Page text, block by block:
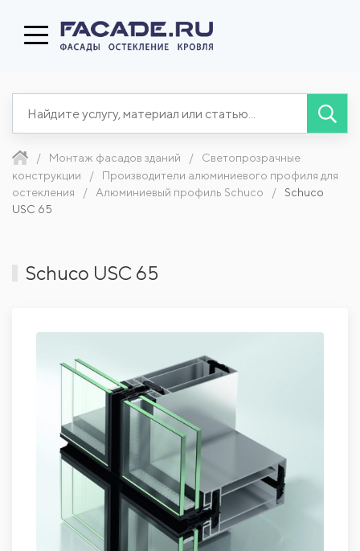
Монтаж фасадов зданий
Светопрозрачные
конструкции
Производители алюминиевого профиля для
остекления
Алюминиевый профиль Schuco
Schuco
USC 65
Schuco USC 65